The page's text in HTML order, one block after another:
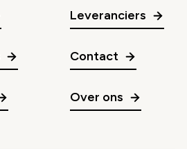
Leveranciers
Contact
Over ons